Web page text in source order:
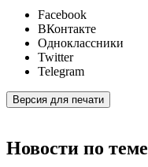
Facebook
ВКонтакте
Одноклассники
Twitter
Telegram
Версия для печати
Новости по теме